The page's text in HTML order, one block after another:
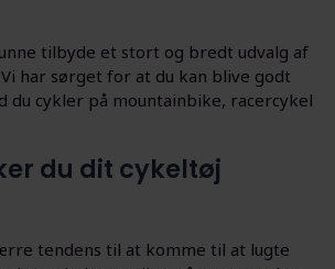
tilbyde et stort og bredt udvalg af
har sørget for at du kan blive godt
du cykler på mountainbike, racercykel
du dit cykeltøj
tendens til at komme til at lugte